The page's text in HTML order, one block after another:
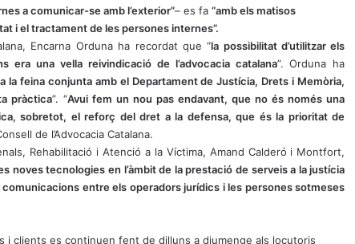
a comunicar-se amb l’exterior”– es fa “amb els matisos
i el tractament de les persones internes”.
Encarna Orduna ha recordat que “la possibilitat d’utilitzar els
era una vella reivindicació de l’advocacia catalana”. Orduna ha
la feina conjunta amb el Departament de Justícia, Drets i Memòria,
pràctica”. “Avui fem un nou pas endavant, que no és només una
sobretot, el reforç del dret a la defensa, que és la prioritat de
de l’Advocacia Catalana.
Rehabilitació i Atenció a la Víctima, Amand Calderó i Montfort,
noves tecnologies en l’àmbit de la prestació de serveis a la justícia
entre els operadors jurídics i les persones sotmeses
i clients es continuen fent de dilluns a diumenge als locutoris